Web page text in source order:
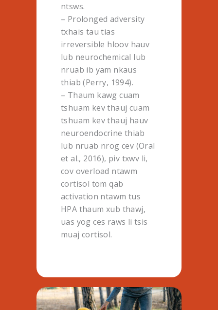
ntsws.
– Prolonged adversity
txhais tau tias
irreversible hloov hauv
lub neurochemical lub
nruab ib yam nkaus
thiab (Perry, 1994).
– Thaum kawg cuam
tshuam kev thauj cuam
tshuam kev thauj hauv
neuroendocrine thiab
lub nruab nrog cev (Oral
et al., 2016), piv txwv li,
cov overload ntawm
cortisol tom qab
activation ntawm tus
HPA thaum xub thawj,
uas yog ces raws li tsis
muaj cortisol.